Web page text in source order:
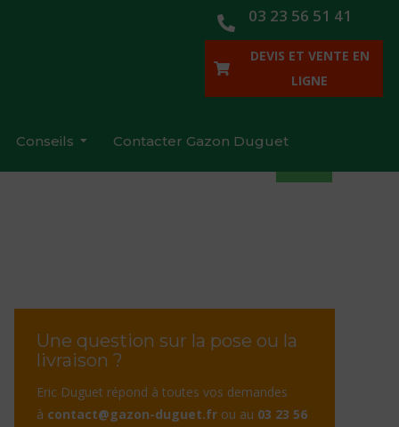
03 23 56 51 41
DEVIS ET VENTE EN
LIGNE
Conseils Contacter Gazon Duguet
Une question sur la pose ou la
livraison ?
Eric Duguet répond à toutes vos demandes
à contact@gazon-duguet.fr ou au 03 23 56